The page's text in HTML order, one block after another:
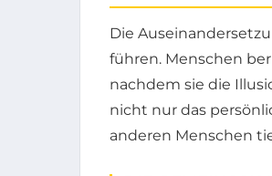
Die
führen. Menschen
nachdem sie die
nicht nur das
anderen Menschen